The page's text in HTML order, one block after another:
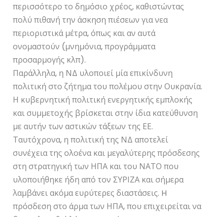
περισσότερο το δημόσιο χρέος, καθιστώντας
πολύ πιθανή την άσκηση πιέσεων για νεα
περιοριστικά μέτρα, όπως και αν αυτά
ονομαστούν (μνημόνια, προγράμματα
προσαρμογής κλπ).
Παράλληλα, η ΝΔ υλοποιεί μία επικίνδυνη
πολιτική στο ζήτημα του πολέμου στην Ουκρανία.
Η κυβερνητική πολιτική ενεργητικής εμπλοκής
και συμμετοχής βρίσκεται στην ίδια κατεύθυνση
με αυτήν των αστικών τάξεων της ΕΕ.
Ταυτόχρονα, η πολιτική της ΝΔ αποτελεί
συνέχεια της ολοένα και μεγαλύτερης πρόσδεσης
στη στρατηγική των ΗΠΑ και του ΝΑΤΟ που
υλοποιήθηκε ήδη από τον ΣΥΡΙΖΑ και σήμερα
λαμβάνει ακόμα ευρύτερες διαστάσεις. H
πρόσδεση στο άρμα των ΗΠΑ, που επιχειρείται να